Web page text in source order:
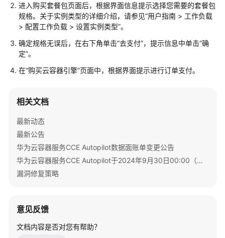
用
户
指
南
佳
API
考
SDK
参
常
问
进入购买套餐包页面后，根据界面信息提示选择您需要的套餐包
规格。关于实例类型的详细介绍，请参见“用户指南 > 工作负载
> 配置工作负载 > 设置实例类型”。
确定规格无误后，在右下角单击“去支付”，提示信息中单击“确
定”。
在“购买云容器引擎”页面中，根据界面提示进行订单支付。
相关文档
最新动态
最新公告
华为云容器服务CCE Autopilot数据面账单变更公告
华为云容器服务CCE Autopilot于2024年9月30日00:00（北京时间）转商
漏洞修复策略
意见反馈
文档内容是否对您有帮助？